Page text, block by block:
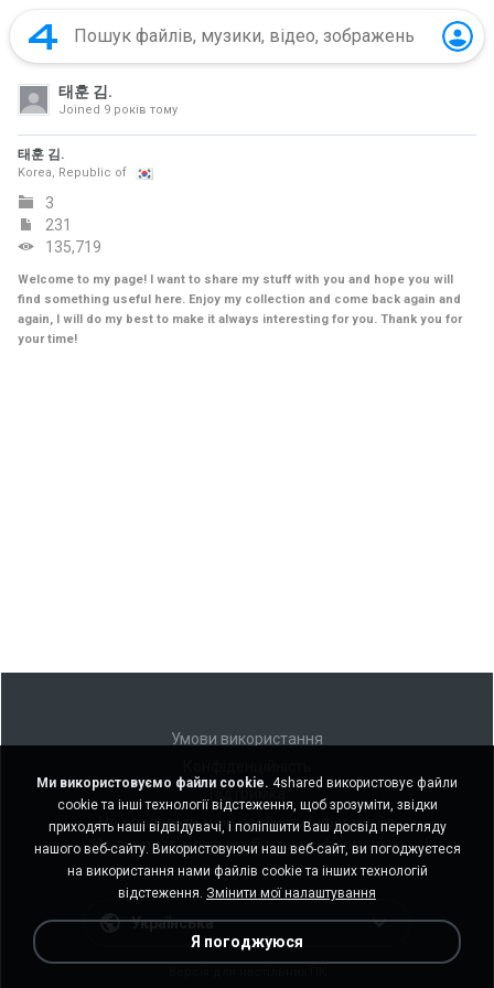
태훈 김.
Joined 9 років тому
태훈 김.
Korea, Republic of
3
231
135,719
Welcome to my page! I want to share my stuff with you and hope you will
find something useful here. Enjoy my collection and come back again and
again, I will do my best to make it always interesting for you. Thank you for
your time!
Умови використання
Не продавати мою особисту інформацію
Не ділитися моєю особистою інформацією
Українська
Ми використовуємо файли cookie. 4shared використовує файли
cookie та інші технології відстеження, щоб зрозуміти, звідки
приходять наші відвідувачі, і поліпшити Ваш досвід перегляду
нашого веб-сайту. Використовуючи наш веб-сайт, ви погоджуєтеся
на використання нами файлів cookie та інших технологій
відстеження. Змінити мої налаштування
Я погоджуюся